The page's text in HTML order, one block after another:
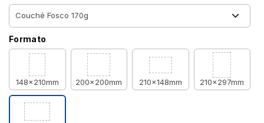
Formato
148x210mm 200x200mm 210x148mm 210x297mm